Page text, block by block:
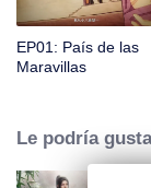
EP01: País de las
Maravillas
Le podría